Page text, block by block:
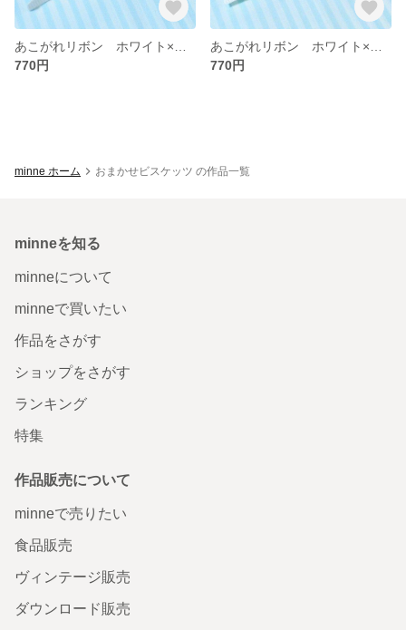
770円
770円
minne ホーム おまかせビスケッツ の作品一覧
minneを知る
minneについて
minneで買いたい
作品をさがす
ショップをさがす
ランキング
特集
作品販売について
minneで売りたい
食品販売
ヴィンテージ販売
ダウンロード販売